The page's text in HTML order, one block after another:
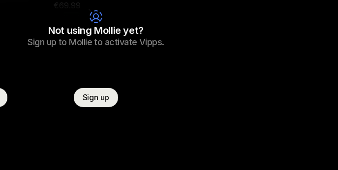
€69.99
T. Otter
Not using Mollie yet?
Sign up to Mollie to activate Vipps.
Sign up